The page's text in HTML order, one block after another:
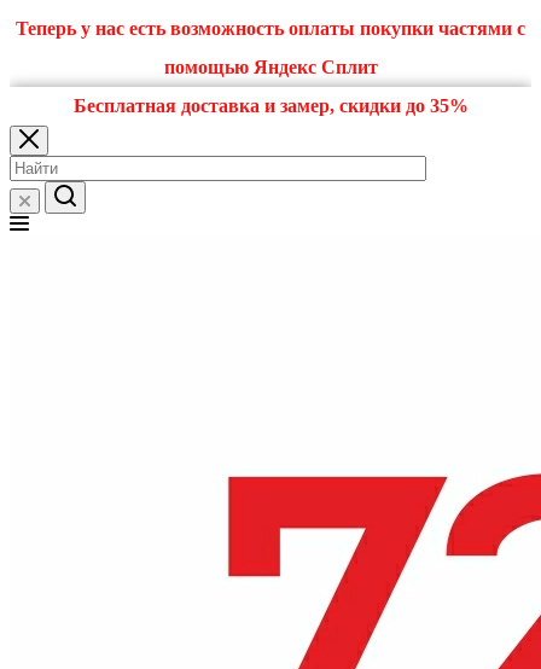
Теперь у нас есть возможность оплаты покупки частями с
помощью Яндекс Сплит
Бесплатная доставка и замер, скидки до 35%